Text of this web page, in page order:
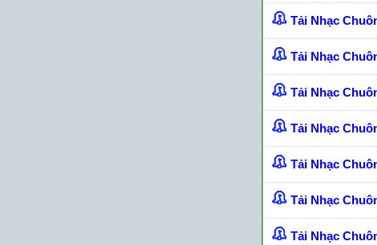
Tải Nhạc
Tải Nhạc
Tải Nhạc
Tải Nhạc
Tải Nhạc
Tải Nhạc
Tải Nhạc